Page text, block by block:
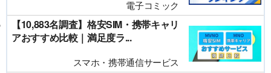
電子コミック
【10,883名調査】格安SIM・携帯キャリ
アおすすめ比較｜満足度ラ...
スマホ・携帯通信サービス